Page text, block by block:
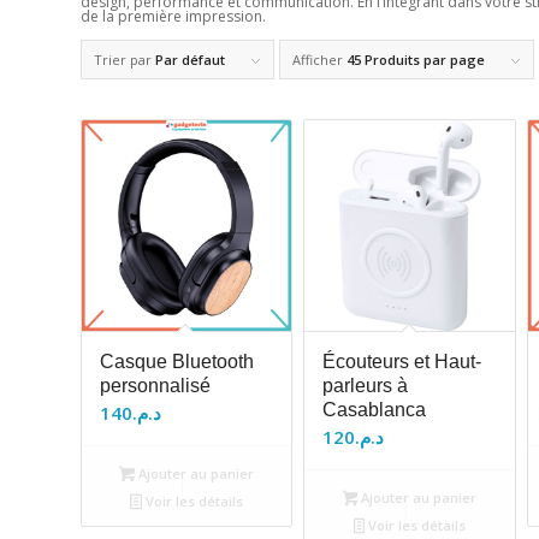
de la première impression.
Trier par Par défaut Afficher 45 Produits par page
Casque Bluetooth
personnalisé
د.م.140
Ajouter au panier
Voir les détails
Écouteurs et Haut-
parleurs à
Casablanca
د.م.120
Ajouter au panier
Voir les détails